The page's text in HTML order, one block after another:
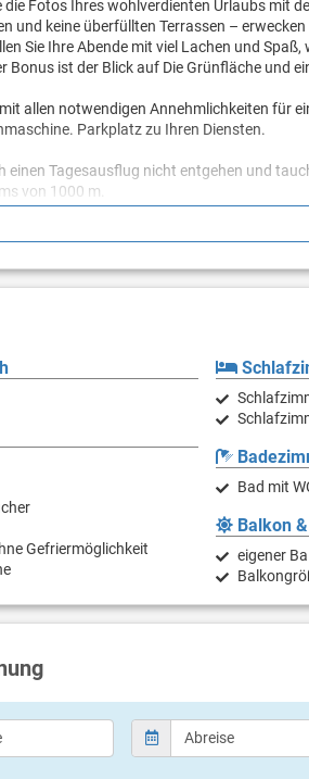
die Fotos Ihres wohlverdienten Urlaubs mit
und keine überfüllten Terrassen –
Sie Ihre Abende mit viel Lachen und
Bonus ist der Blick auf Die Grünfläche und
allen notwendigen Annehmlichkeiten für
Parkplatz zu Ihren Diensten.
einen Tagesausflug nicht entgehen und
von 1000 m.
Gefriermöglichkeit
Bad mit
Balkon
eigener